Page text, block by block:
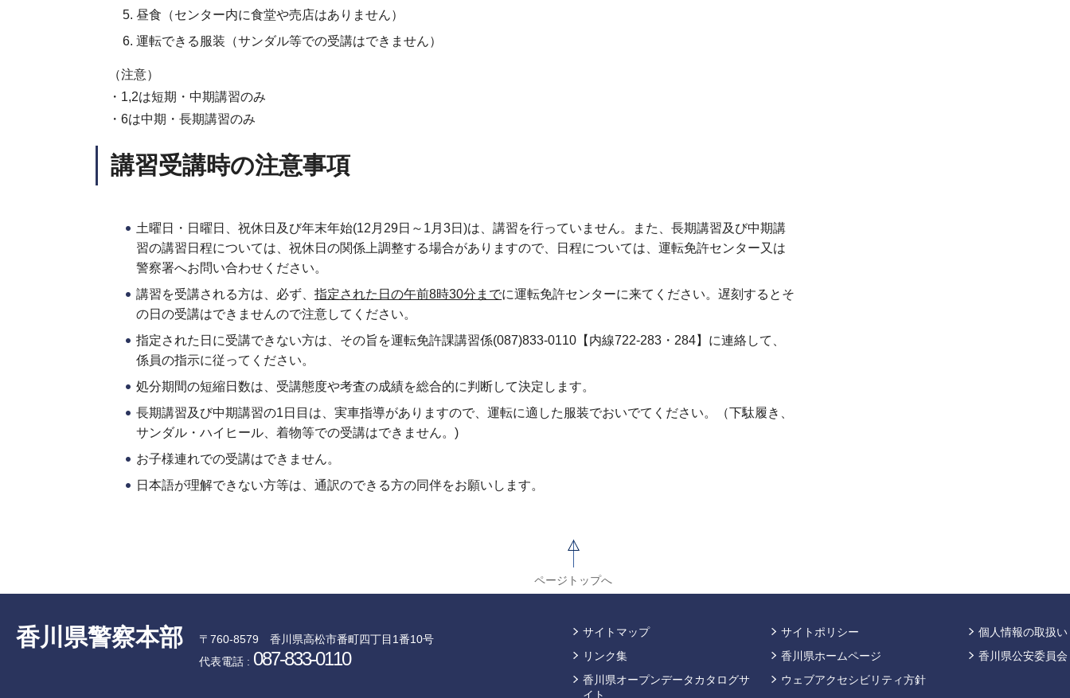
昼食（センター内に食堂や売店はありません）
運転できる服装（サンダル等での受講はできません）
（注意）
・1,2は短期・中期講習のみ
・6は中期・長期講習のみ
講習受講時の注意事項
土曜日・日曜日、祝休日及び年末年始(12月29日～1月3日)は、講習を行っていません。また、長期講習及び中期講
習の講習日程については、祝休日の関係上調整する場合がありますので、日程については、運転免許センター又は
警察署へお問い合わせください。
講習を受講される方は、必ず、指定された日の午前8時30分までに運転免許センターに来てください。遅刻するとそ
の日の受講はできませんので注意してください。
指定された日に受講できない方は、その旨を運転免許課講習係(087)833-0110【内線722-283・284】に連絡して、
係員の指示に従ってください。
処分期間の短縮日数は、受講態度や考査の成績を総合的に判断して決定します。
長期講習及び中期講習の1日目は、実車指導がありますので、運転に適した服装でおいでてください。（下駄履き、
サンダル・ハイヒール、着物等での受講はできません。)
お子様連れでの受講はできません。
日本語が理解できない方等は、通訳のできる方の同伴をお願いします。
ページトップへ
サイトマップ サイトポリシー
個人情報の取扱い
リンク集
香川県ホームページ
香川県公安委員会
香川県オープンデータカタログサ
イト
ウェブアクセシビリティ方針
香川県警察本部 〒760-8579
香川県高松市番町四丁目1番10号
代表電話 : 087-833-0110